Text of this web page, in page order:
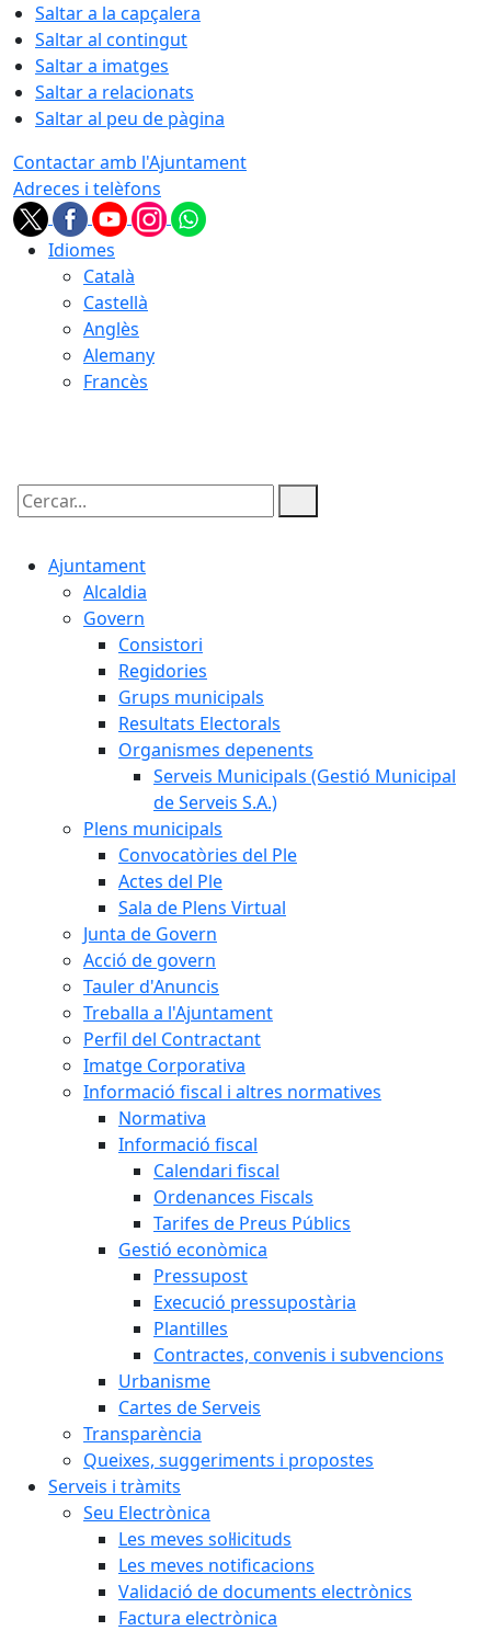
Saltar a la capçalera
Saltar al contingut
Saltar a imatges
Saltar a relacionats
Saltar al peu de pàgina
Contactar amb l'Ajuntament
Adreces i telèfons
Idiomes
Català
Castellà
Anglès
Alemany
Francès
Cercar:
Ajuntament
Alcaldia
Govern
Consistori
Regidories
Grups municipals
Resultats Electorals
Organismes depenents
Serveis Municipals (Gestió Municipal
de Serveis S.A.)
Plens municipals
Convocatòries del Ple
Actes del Ple
Sala de Plens Virtual
Junta de Govern
Acció de govern
Tauler d'Anuncis
Treballa a l'Ajuntament
Perfil del Contractant
Imatge Corporativa
Informació fiscal i altres normatives
Normativa
Informació fiscal
Calendari fiscal
Ordenances Fiscals
Tarifes de Preus Públics
Gestió econòmica
Pressupost
Execució pressupostària
Plantilles
Contractes, convenis i subvencions
Urbanisme
Cartes de Serveis
Transparència
Queixes, suggeriments i propostes
Serveis i tràmits
Seu Electrònica
Les meves sol·licituds
Les meves notificacions
Validació de documents electrònics
Factura electrònica